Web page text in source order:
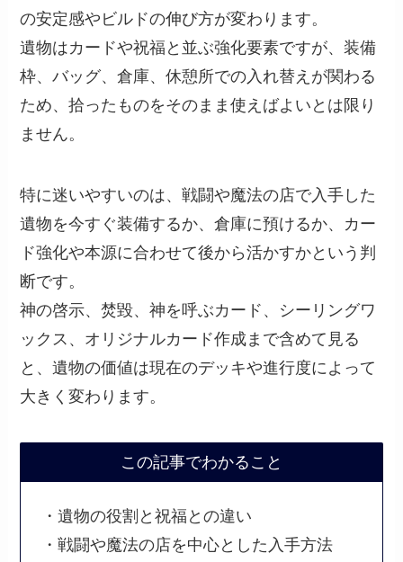
の安定感やビルドの伸び方が変わります。
遺物はカードや祝福と並ぶ強化要素ですが、装備
枠、バッグ、倉庫、休憩所での入れ替えが関わる
ため、拾ったものをそのまま使えばよいとは限り
ません。
特に迷いやすいのは、戦闘や魔法の店で入手した
遺物を今すぐ装備するか、倉庫に預けるか、カー
ド強化や本源に合わせて後から活かすかという判
断です。
神の啓示、焚毀、神を呼ぶカード、シーリングワ
ックス、オリジナルカード作成まで含めて見る
と、遺物の価値は現在のデッキや進行度によって
大きく変わります。
この記事でわかること
・遺物の役割と祝福との違い
・戦闘や魔法の店を中心とした入手方法